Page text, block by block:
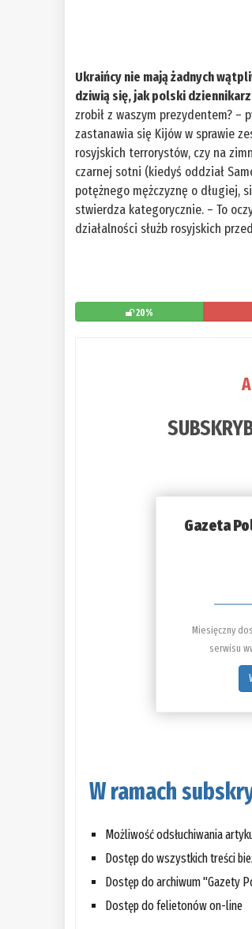
Ukraińcy nie mają żadnych
dziwią się, jak polski
zrobił z waszym prezydentem? –
zastanawia się Kijów w sprawie
rosyjskich terrorystów, czy na
czarnej sotni (kiedyś oddział
potężnego mężczyznę o długiej,
stwierdza kategorycznie. – To
działalności służb rosyjskich
20%
Gazeta
Miesięczny
serwisu
W ramach
Możliwość odsłuchiwania
Dostęp do wszystkich treści
Dostęp do archiwum "Gazety
Dostęp do felietonów on-line